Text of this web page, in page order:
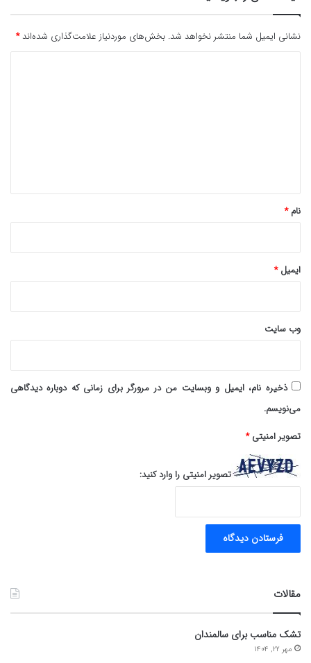
نشانی ایمیل شما منتشر نخواهد شد. بخش‌های موردنیاز علامت‌گذاری شده‌اند*
نام*
ایمیل*
وب‌ سایت
ذخیره نام، ایمیل و وبسایت من در مرورگر برای زمانی که دوباره دیدگاهی
می‌نویسم.
تصویر امنیتی*
تصویر امنیتی را وارد کنید:
مقالات
تشک مناسب برای سالمندان
مهر 22, 1404